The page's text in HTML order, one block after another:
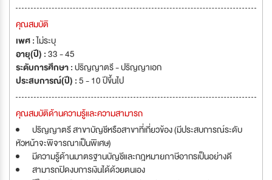
คุณสมบัติ
เพศ :ไม่ระบุ
อายุ(ปี) :33 - 45
ระดับการศึกษา :ปริญญาตรี - ปริญญาเอก
ประสบการณ์(ปี) :5 - 10 ปีขึ้นไป
คุณสมบัติด้านความรู้และความสามารถ
ปริญญาตรี สาขาบัญชีหรือสาขาที่เกี่ยวข้อง (มีประสบการณ์ระดับ
หัวหน้าจะพิจารณาเป็นพิเศษ)
มีความรู้ด้านมาตรฐานบัญชีและกฎหมายภาษีอากรเป็นอย่างดี
สามารถปิดงบการเงินได้ด้วยตนเอง